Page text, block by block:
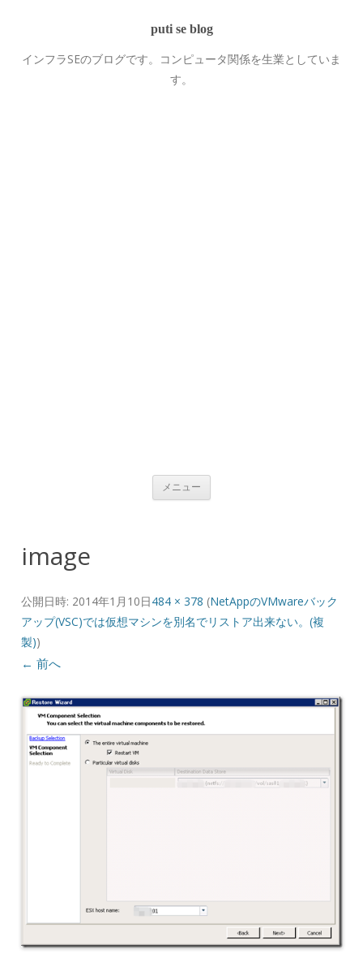
puti se blog
インフラSEのブログです。コンピュータ関係を生業としていま
す。
メニュー コンテンツへ移動
image
公開日時: 2014年1月10日484 × 378 (NetAppのVMwareバック
アップ(VSC)では仮想マシンを別名でリストア出来ない。(複
製))
← 前へ